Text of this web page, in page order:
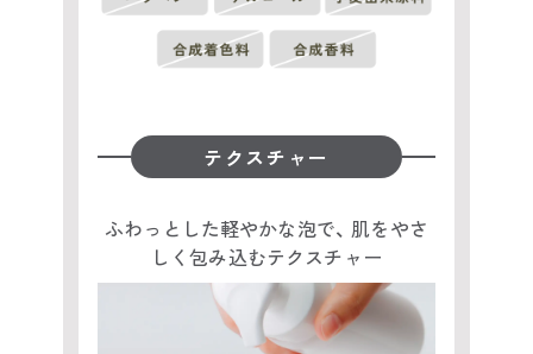
テクスチャー
ふわっとした軽やかな泡で、 肌をやさ
しく包み込むテクスチャー